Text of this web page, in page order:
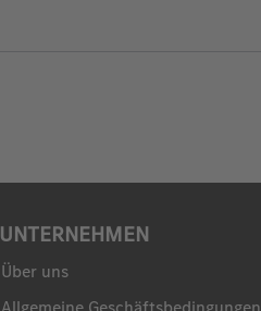
UNTERNEHMEN
Über uns